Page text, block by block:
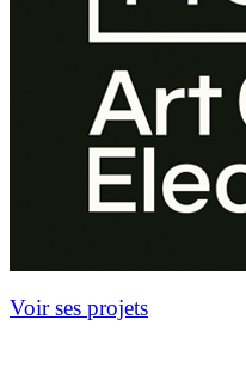
Voir ses projets